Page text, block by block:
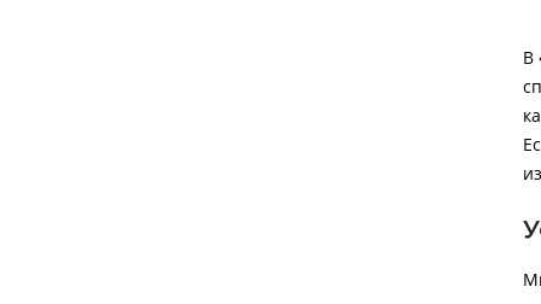
В